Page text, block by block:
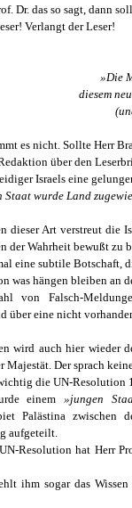
Dr. das so sagt, dann
Verlangt der Leser!
»Die
diesem
es nicht. Sollte Herr
über den
Israels eine
Staat wurde Land
dieser Art verstreut die
der Wahrheit bewußt zu
eine subtile Botschaft,
was hängen bleiben an
von Falsch-
über eine nicht
wird auch hier wieder
Majestät. Der sprach
die UN-Resolution
einem »jungen
Palästina zwischen
aufgeteilt.
Resolution hat Herr
ihm sogar das